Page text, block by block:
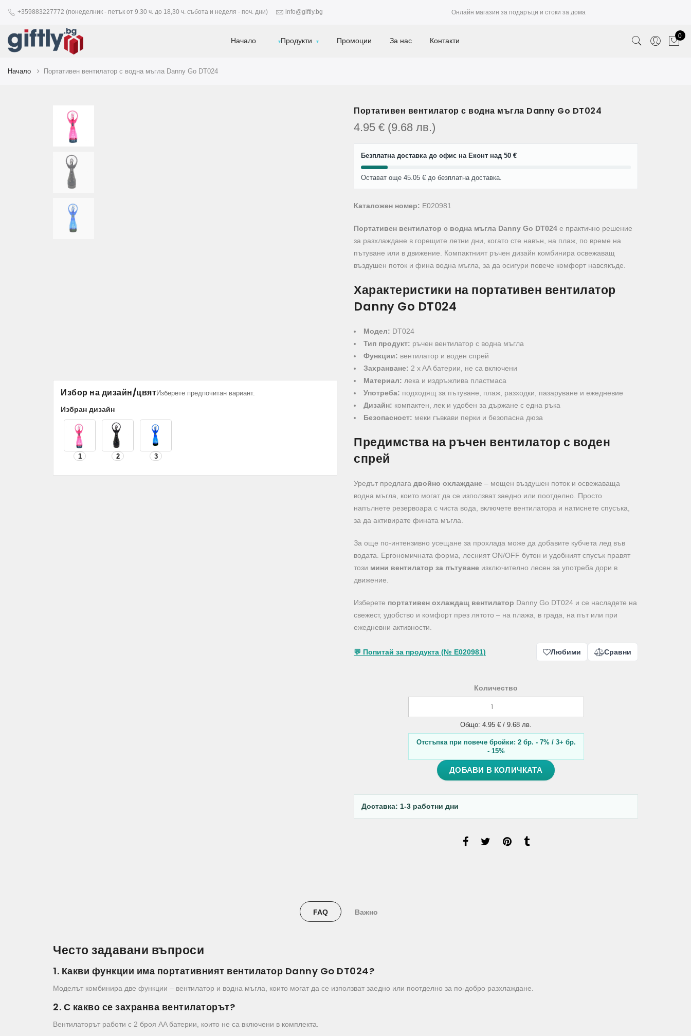
+359883227772 (понеделник - петък от 9.30 ч. до 18,30 ч. събота и неделя - поч. дни) info@giftly.bg Онлайн магазин за подаръци и стоки за дома
Начало Продукти Промоции За нас Контакти 0
Начало Портативен вентилатор с водна мъгла Danny Go DT024
Избор на дизайн/цвятИзберете предпочитан вариант.
Избран дизайн
1 2 3
Портативен вентилатор с водна мъгла Danny Go DT024
4.95 € (9.68 лв.)
Безплатна доставка до офис на Еконт над 50 €
Остават още 45.05 € до безплатна доставка.
Каталожен номер: E020981
Портативен вентилатор с водна мъгла Danny Go DT024 е практично решение
за разхлаждане в горещите летни дни, когато сте навън, на плаж, по време на
пътуване или в движение. Компактният ръчен дизайн комбинира освежаващ
въздушен поток и фина водна мъгла, за да осигури повече комфорт навсякъде.
Характеристики на портативен вентилатор
Danny Go DT024
Модел: DT024
Тип продукт: ръчен вентилатор с водна мъгла
Функции: вентилатор и воден спрей
Захранване: 2 x AA батерии, не са включени
Материал: лека и издръжлива пластмаса
Употреба: подходящ за пътуване, плаж, разходки, пазаруване и ежедневие
Дизайн: компактен, лек и удобен за държане с една ръка
Безопасност: меки гъвкави перки и безопасна дюза
Предимства на ръчен вентилатор с воден
спрей
Уредът предлага двойно охлаждане – мощен въздушен поток и освежаваща
водна мъгла, които могат да се използват заедно или поотделно. Просто
напълнете резервоара с чиста вода, включете вентилатора и натиснете спусъка,
за да активирате фината мъгла.
За още по-интензивно усещане за прохлада може да добавите кубчета лед във
водата. Ергономичната форма, лесният ON/OFF бутон и удобният спусък правят
този мини вентилатор за пътуване изключително лесен за употреба дори в
движение.
Изберете портативен охлаждащ вентилатор Danny Go DT024 и се насладете на
свежест, удобство и комфорт през лятото – на плажа, в града, на път или при
ежедневни активности.
💬 Попитай за продукта (№ E020981) Любими Сравни
Количество
Общо: 4.95 € / 9.68 лв.
Отстъпка при повече бройки: 2 бр. - 7% / 3+ бр.
- 15%
ДОБАВИ В КОЛИЧКАТА
Доставка: 1-3 работни дни
FAQ Важно
Често задавани въпроси
1. Какви функции има портативният вентилатор Danny Go DT024?
Моделът комбинира две функции – вентилатор и водна мъгла, които могат да се използват заедно или поотделно за по-добро разхлаждане.
2. С какво се захранва вентилаторът?
Вентилаторът работи с 2 броя AA батерии, които не са включени в комплекта.